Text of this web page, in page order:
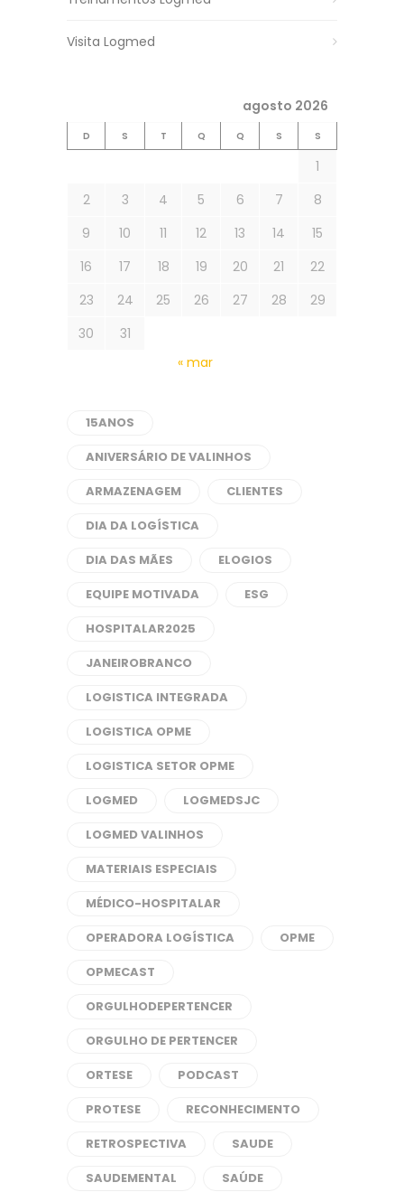
Visita Logmed
agosto 2026
D S T Q Q S S
1
2
3 4 5 6 7
8
9
10 11 12 13 14
15
16
17 18 19 20 21
22
23
24 25 26 27 28
29
30
31
« mar
15ANOS
ANIVERSÁRIO DE VALINHOS
ARMAZENAGEM
CLIENTES
DIA DA LOGÍSTICA
DIA DAS MÃES
ELOGIOS
EQUIPE MOTIVADA
ESG
HOSPITALAR2025
JANEIROBRANCO
LOGISTICA INTEGRADA
LOGISTICA OPME
LOGISTICA SETOR OPME
LOGMED
LOGMEDSJC
LOGMED VALINHOS
MATERIAIS ESPECIAIS
MÉDICO-HOSPITALAR
OPERADORA LOGÍSTICA
OPME
OPMECAST
ORGULHODEPERTENCER
ORGULHO DE PERTENCER
ORTESE
PODCAST
PROTESE
RECONHECIMENTO
RETROSPECTIVA
SAUDE
SAUDEMENTAL
SAÚDE